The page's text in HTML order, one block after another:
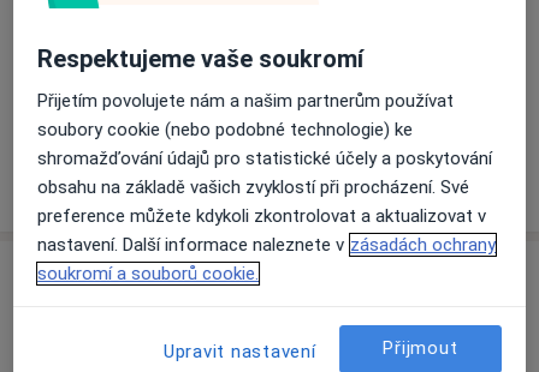
Způsoby platby (soukromé návštěvy)
Na teto adrese lékař přijímá pacienty na pojišťovnu
Detaily
Víceo adrese
Názory
Přidejte svůj názor
Respektujeme vaše soukromí
Přijetím povolujete nám a našim partnerům používat
soubory cookie (nebo podobné technologie) ke
shromažďování údajů pro statistické účely a poskytování
obsahu na základě vašich zvyklostí při procházení. Své
preference můžete kdykoli zkontrolovat a aktualizovat v
nastavení. Další informace naleznete v zásadách ochrany
soukromí a souborů cookie.
Upravit nastavení Přijmout